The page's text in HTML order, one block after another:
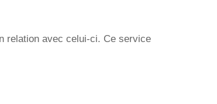
relation avec celui-ci. Ce service